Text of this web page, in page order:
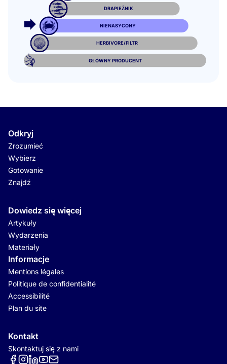
DRAPIEŻNIK
NIENASYCONY
HERBIVORE/FILTR
GŁÓWNY PRODUCENT
Odkryj
Zrozumieć
Wybierz
Gotowanie
Znajdź
Dowiedz się więcej
Artykuły
Wydarzenia
Materiały
Informacje
Mentions légales
Politique de confidentialité
Accessibilité
Plan du site
Kontakt
Skontaktuj się z nami
Réseaux sociaux